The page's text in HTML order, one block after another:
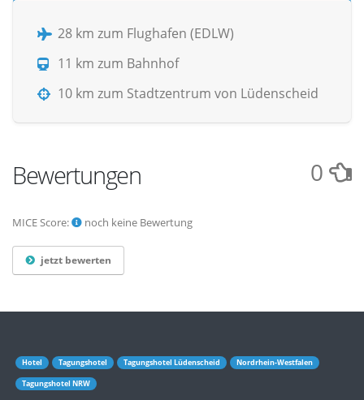
28 km zum Flughafen (EDLW)
11 km zum Bahnhof
10 km zum Stadtzentrum von Lüdenscheid
Bewertungen 0
MICE Score: noch keine Bewertung
jetzt bewerten
Hotel Tagungshotel Tagungshotel Lüdenscheid Nordrhein-Westfalen
Tagungshotel NRW